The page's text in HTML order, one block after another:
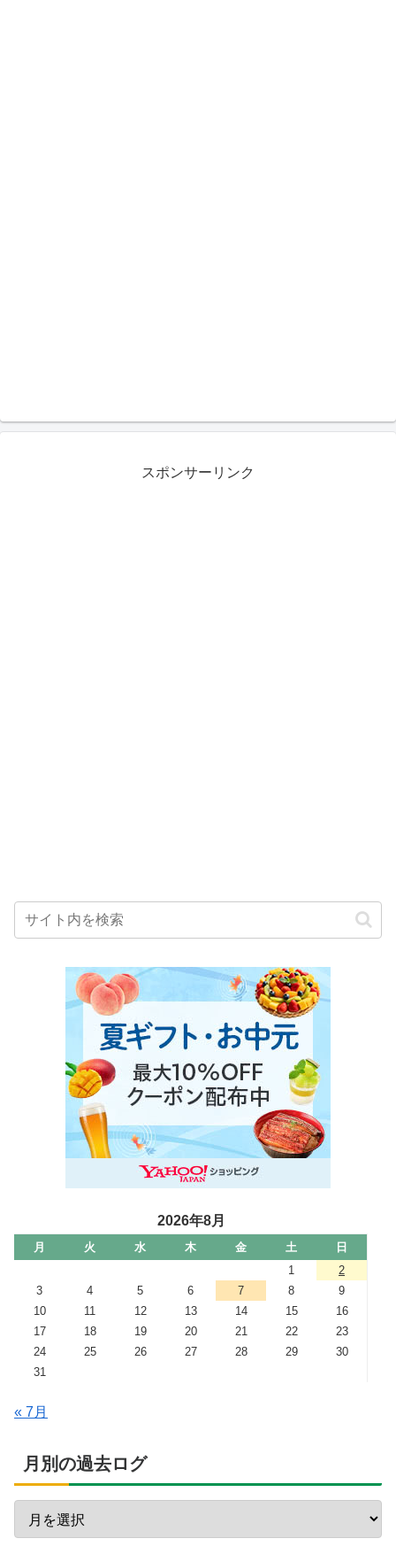
スポンサーリンク
2026年8月
月 火 水 木 金 土
日
1
2
3
4 5 6 7 8
9
10
11 12 13 14 15
16
17
18 19 20 21 22
23
24
25 26 27 28 29
30
31
« 7月
月別の過去ログ